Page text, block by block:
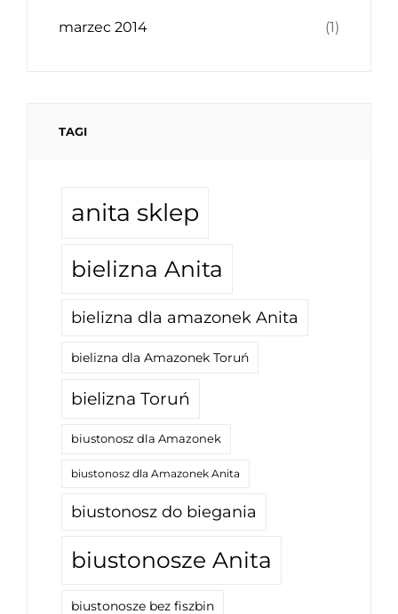
marzec 2014 (1)
TAGI
anita sklep
bielizna Anita
bielizna dla amazonek Anita
bielizna dla Amazonek Toruń
bielizna Toruń
biustonosz dla Amazonek
biustonosz dla Amazonek Anita
biustonosz do biegania
biustonosze Anita
biustonosze bez fiszbin